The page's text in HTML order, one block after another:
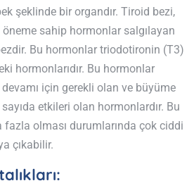
şeklinde bir organdır. Tiroid bezi,
sahip hormonlar salgılayan
Bu hormonlar triodotironin (T3)
hormonlarıdır. Bu hormonlar
için gerekli olan ve büyüme
etkileri olan hormonlardır. Bu
fazla olması durumlarında çok ciddi
çıkabilir.